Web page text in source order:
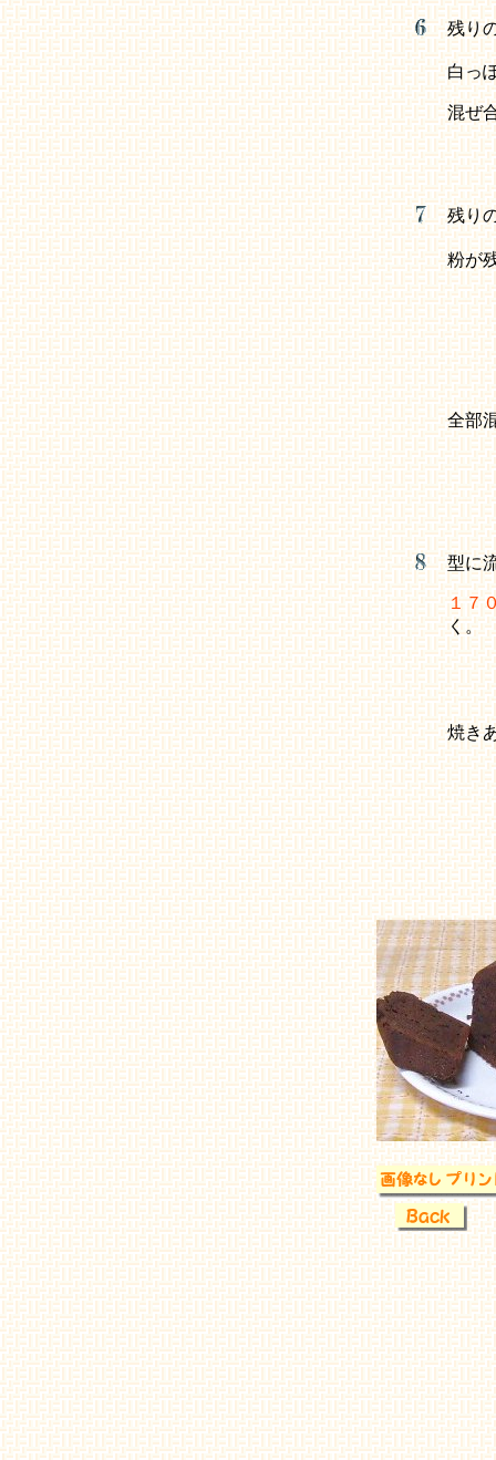
残り
白っ
混ぜ
残り
粉が
全部
型に
１７
く。
焼き